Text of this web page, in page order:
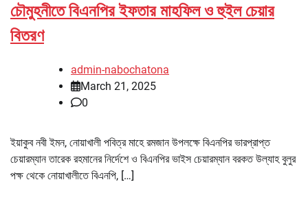
চৌমুহনীতে বিএনপির ইফতার মাহফিল ও হুইল চেয়ার
বিতরণ
admin-nabochatona
March 21, 2025
0
ইয়াকুব নবী ইমন, নোয়াখালী পবিত্র মাহে রমজান উপলক্ষে বিএনপির ভারপ্রাপ্ত
চেয়ারম্যান তারেক রহমানের নির্দেশে ও বিএনপির ভাইস চেয়ারম্যান বরকত উল্যাহ বুলুর
পক্ষ থেকে নোয়াখালীতে বিএনপি, […]